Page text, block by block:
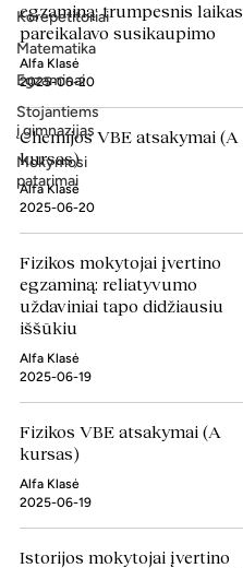
Korepetitoriai
Matematika
Egzaminai
Stojantiems
į gimnazijas
Mokymosi
patarimai
egzaminą: trumpesnis laikas
pareikalavo susikaupimo
Alfa Klasė
2025-06-20
Chemijos VBE atsakymai (A
kursas)
Alfa Klasė
2025-06-20
Fizikos mokytojai įvertino
egzaminą: reliatyvumo
uždaviniai tapo didžiausiu
iššūkiu
Alfa Klasė
2025-06-19
Fizikos VBE atsakymai (A
kursas)
Alfa Klasė
2025-06-19
Istorijos mokytojai įvertino